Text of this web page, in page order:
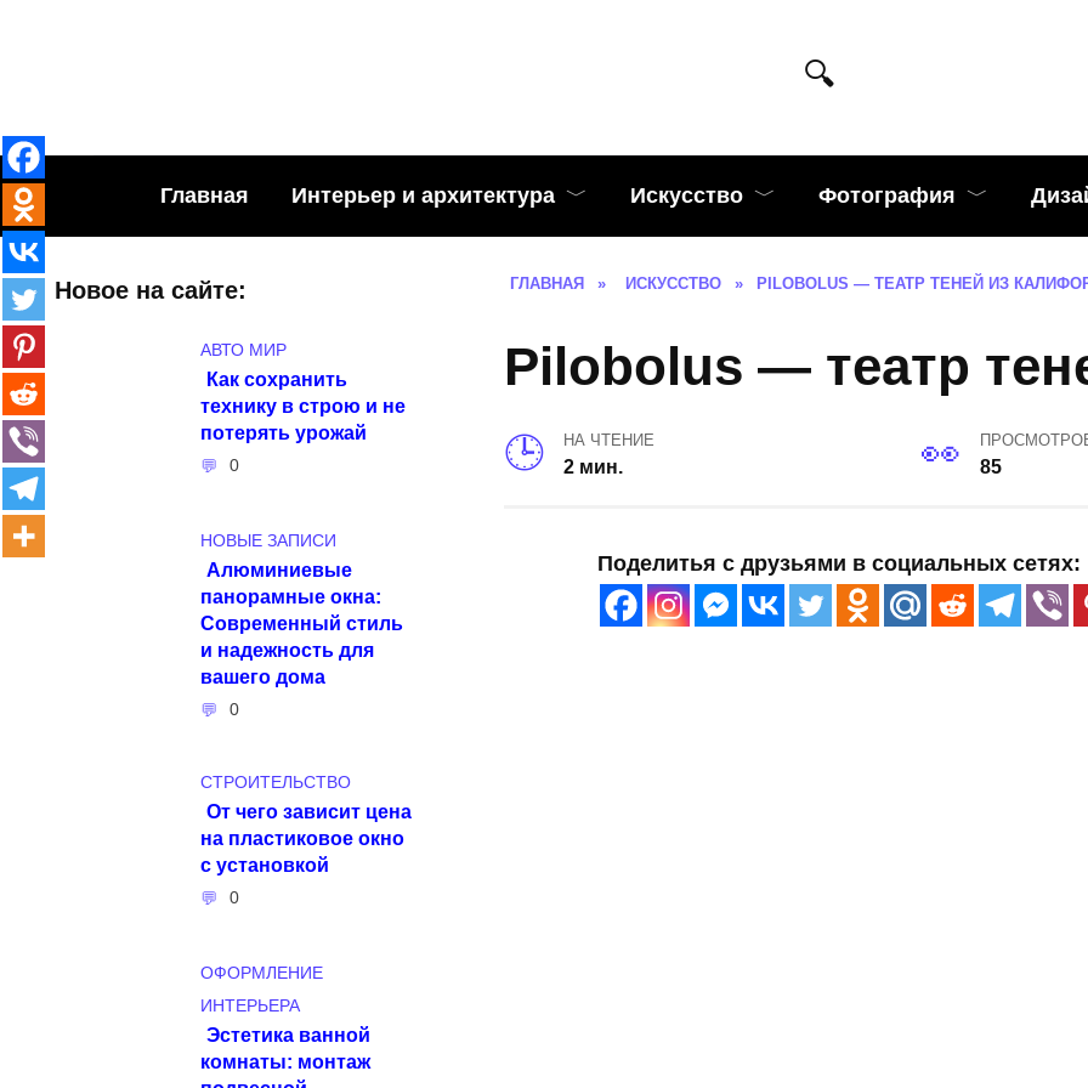
Главная Интерьер и архитектура Искусство Фотография
ГЛАВНАЯ » ИСКУССТВО » PILOBOLUS — ТЕАТР ТЕНЕЙ ИЗ
Pilobolus — театр
НА ЧТЕНИЕ
2 мин. 85
Поделитья с друзьями в социальных сетях:
Новое на сайте:
АВТО МИР
Как сохранить
технику в строю и не
потерять урожай
0
НОВЫЕ ЗАПИСИ
Алюминиевые
панорамные окна:
Современный стиль
и надежность для
вашего дома
0
СТРОИТЕЛЬСТВО
От чего зависит цена
на пластиковое окно
с установкой
0
ОФОРМЛЕНИЕ
ИНТЕРЬЕРА
Эстетика ванной
комнаты: монтаж